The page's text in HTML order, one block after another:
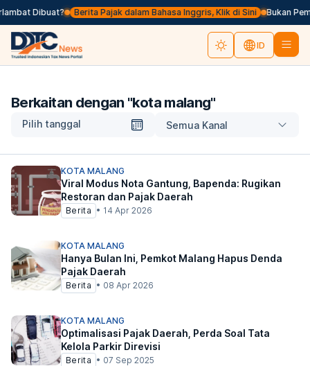
Dibuat? Berita Pajak dalam Bahasa Inggris, Klik di Sini Bukan
ID
Berkaitan dengan "kota malang"
Pilih tanggal Semua Kanal
KOTA MALANG
Viral Modus Nota Gantung, Bapenda: Rugikan
Restoran dan Pajak Daerah
Berita • 14 Apr 2026
KOTA MALANG
Hanya Bulan Ini, Pemkot Malang Hapus Denda
Pajak Daerah
Berita • 08 Apr 2026
KOTA MALANG
Optimalisasi Pajak Daerah, Perda Soal Tata
Kelola Parkir Direvisi
Berita • 07 Sep 2025